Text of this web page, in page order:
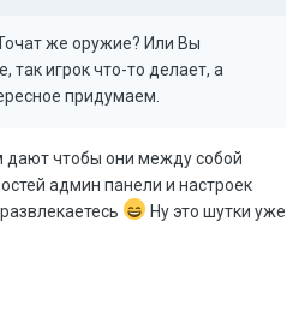
же оружие? Или Вы
так игрок что-то делает, а
придумаем.
чтобы они между собой
админ панели и настроек
Ну это шутки уже